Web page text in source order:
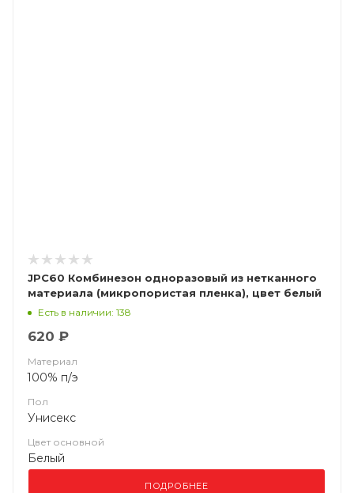
JPC60 Комбинезон одноразовый из нетканного
материала (микропористая пленка), цвет белый
Есть в наличии: 138
620 ₽
Материал
100% п/э
Пол
Унисекс
Цвет основной
Белый
ПОДРОБНЕЕ